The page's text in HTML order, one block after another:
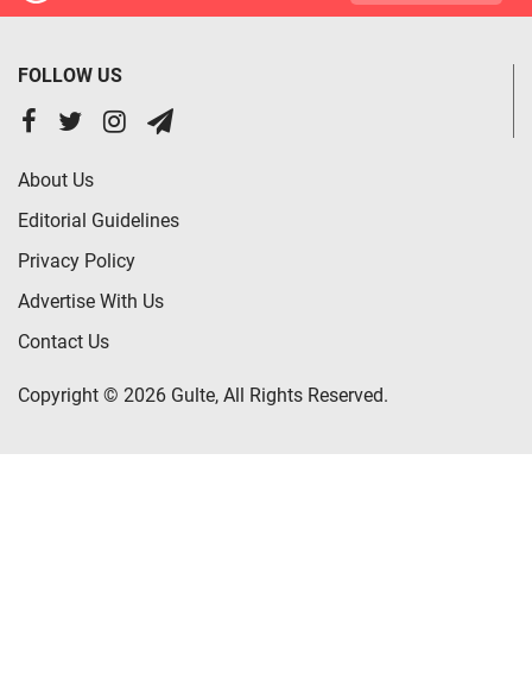
FOLLOW US
About Us
Editorial Guidelines
Privacy Policy
Advertise With Us
Contact Us
Copyright © 2026 Gulte, All Rights Reserved.